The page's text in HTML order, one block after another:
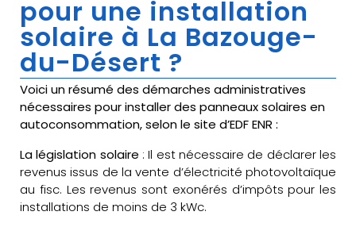
pour une installation
solaire à La Bazouge-
du-Désert ?
Voici un résumé des démarches administratives
nécessaires pour installer des panneaux solaires en
autoconsommation, selon le site d’EDF ENR :
La législation solaire : Il est nécessaire de déclarer les
revenus issus de la vente d’électricité photovoltaïque
au fisc. Les revenus sont exonérés d’impôts pour les
installations de moins de 3 kWc.